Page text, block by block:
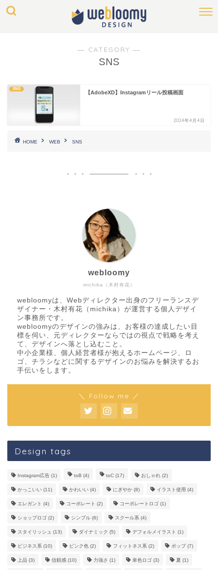
― CATEGORY ―
SNS
SNS
【AdobeXD】Instagramリール投稿画面
2024年4月4日
HOME WEB SNS
michika（木村有花）
webloomy
webloomyは、Webディレクター出身のフリーランスデ
ザイナー・木村有花（michika）が運営する個人デザイ
ン事務所です。
webloomyのデザインの強みは、お客様の達成したい目
標を伺い、元ディレクターならではの視点で戦略を考え
て、デザインへ落とし込むこと。
中小企業様、個人経営者様が抱えるホームページ、ロ
ゴ、チラシなどに関するデザインのお悩みを解決するお
手伝いをします。
＼ Follow me ／
Design tags
Instagram広告 (1) toB (4) toC (17) おしゃれ (2)
かっこいい (11) かわいい (4) にぎやか (8) イラスト使用 (4)
エレガント (4) コーポレート (2) コーポレートロゴ (1)
ショップロゴ (2) シンプル (6) スクール系 (4)
スタイリッシュ (13) ダイナミック (5) デフォルメイラスト (1)
ビジネス系 (10) ピンク色 (2) フィットネス系 (2) ポップ(7)
上品 (3) 信頼感 (10) 力強さ (1) 単色ロゴ (3) 夏 (1)